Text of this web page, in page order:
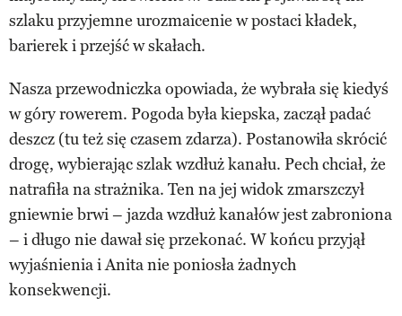
szlaku przyjemne urozmaicenie w postaci kładek,
barierek i przejść w skałach.
Nasza przewodniczka opowiada, że wybrała się kiedyś
w góry rowerem. Pogoda była kiepska, zaczął padać
deszcz (tu też się czasem zdarza). Postanowiła skrócić
drogę, wybierając szlak wzdłuż kanału. Pech chciał, że
natrafiła na strażnika. Ten na jej widok zmarszczył
gniewnie brwi – jazda wzdłuż kanałów jest zabroniona
– i długo nie dawał się przekonać. W końcu przyjął
wyjaśnienia i Anita nie poniosła żadnych
konsekwencji.